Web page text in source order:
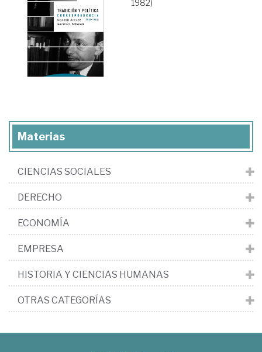
1982)
Materias
CIENCIAS SOCIALES
DERECHO
ECONOMÍA
EMPRESA
HISTORIA Y CIENCIAS HUMANAS
OTRAS CATEGORÍAS